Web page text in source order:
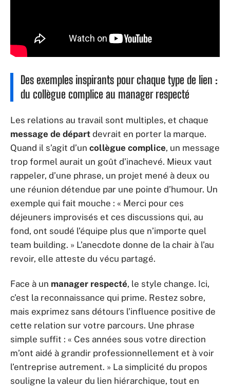
Des exemples inspirants pour chaque type de lien :
du collègue complice au manager respecté
Les relations au travail sont multiples, et chaque
message de départ devrait en porter la marque.
Quand il s’agit d’un collègue complice, un message
trop formel aurait un goût d’inachevé. Mieux vaut
rappeler, d’une phrase, un projet mené à deux ou
une réunion détendue par une pointe d’humour. Un
exemple qui fait mouche : « Merci pour ces
déjeuners improvisés et ces discussions qui, au
fond, ont soudé l’équipe plus que n’importe quel
team building. » L’anecdote donne de la chair à l’au
revoir, elle atteste du vécu partagé.
Face à un manager respecté, le style change. Ici,
c’est la reconnaissance qui prime. Restez sobre,
mais exprimez sans détours l’influence positive de
cette relation sur votre parcours. Une phrase
simple suffit : « Ces années sous votre direction
m’ont aidé à grandir professionnellement et à voir
l’entreprise autrement. » La simplicité du propos
souligne la valeur du lien hiérarchique, tout en